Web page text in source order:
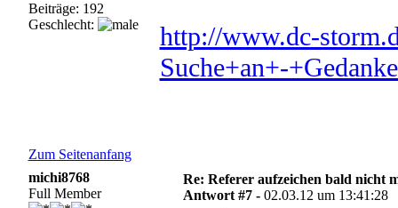
Beiträge: 192
Geschlecht:
http://www.dc-
Suche+an+-
Zum Seitenanfang
michi8768
Full Member
Re: Referer aufzeichen bald nicht
Antwort #7 -02.03.12 um 13:41:28